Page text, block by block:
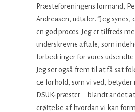
Præsteforeningens formand,
Andreasen, udtaler: “Jeg
en god proces. Jeg er tilfreds
underskrevne aftale, som
forbedringer for vores
Jeg ser også frem til at få sat
de forhold, som vi ved, betyder
DSUK-præster – blandt andet
drøftelse af hvordan vi kan